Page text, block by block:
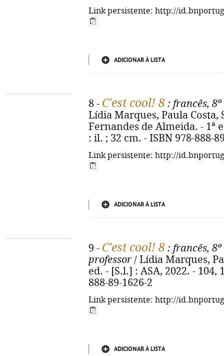
Link persistente: http://
ADICIONAR À LISTA
8 - C'est cool! 8 : francês,
Lídia Marques, Paula Costa,
Fernandes de Almeida. - 1ª
: il. ; 32 cm. - ISBN 978-888-
Link persistente: http://
ADICIONAR À LISTA
9 - C'est cool! 8 : francês,
professor/ Lídia Marques,
ed. - [S.l.] : ASA, 2022. - 104,
888-89-1626-2
Link persistente: http://
ADICIONAR À LISTA